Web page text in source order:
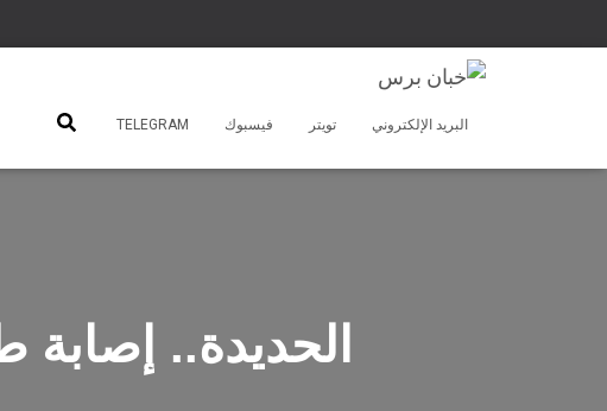
البريد الإلكتروني تويتر فيسبوك TELEGRAM
الحديدة..